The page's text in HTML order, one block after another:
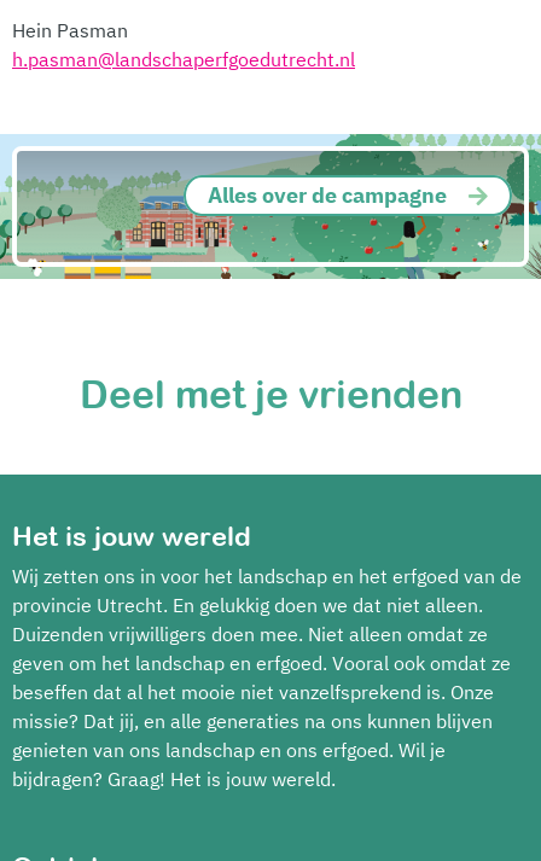
Hein Pasman
h.pasman@landschaperfgoedutrecht.nl
Alles over de campagne
Deel met je vrienden
Het is jouw wereld
Wij zetten ons in voor het landschap en het erfgoed van de
provincie Utrecht. En gelukkig doen we dat niet alleen.
Duizenden vrijwilligers doen mee. Niet alleen omdat ze
geven om het landschap en erfgoed. Vooral ook omdat ze
beseffen dat al het mooie niet vanzelfsprekend is. Onze
missie? Dat jij, en alle generaties na ons kunnen blijven
genieten van ons landschap en ons erfgoed. Wil je
bijdragen? Graag! Het is jouw wereld.